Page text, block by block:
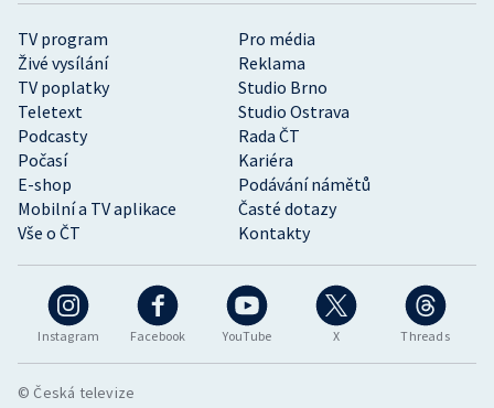
Instagram Facebook YouTube X Threads
TV program
Pro média
Živé vysílání
Reklama
TV poplatky
Studio Brno
Teletext
Studio Ostrava
Podcasty
Rada ČT
Počasí
Kariéra
E-shop
Podávání námětů
Mobilní a TV aplikace
Časté dotazy
Vše o ČT
Kontakty
© Česká televize